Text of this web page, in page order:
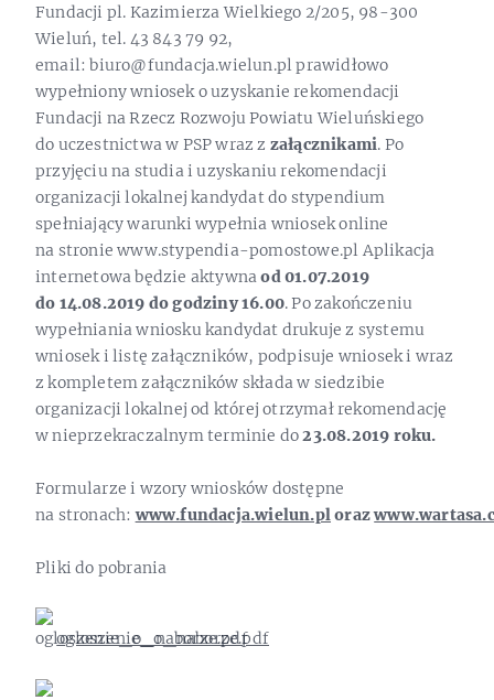
Fundacji pl. Kazimierza Wielkiego 2/205, 98-300
Wieluń, tel. 43 843 79 92,
email: biuro@fundacja.wielun.pl prawidłowo
wypełniony wniosek o uzyskanie rekomendacji
Fundacji na Rzecz Rozwoju Powiatu Wieluńskiego
do uczestnictwa w PSP wraz z załącznikami. Po
przyjęciu na studia i uzyskaniu rekomendacji
organizacji lokalnej kandydat do stypendium
spełniający warunki wypełnia wniosek online
na stronie www.stypendia-pomostowe.pl Aplikacja
internetowa będzie aktywnaod 01.07.2019
do 14.08.2019 do godziny 16.00. Po zakończeniu
wypełniania wniosku kandydat drukuje z systemu
wniosek i listę załączników, podpisuje wniosek i wraz
z kompletem załączników składa w siedzibie
organizacji lokalnej od której otrzymał rekomendację
w nieprzekraczalnym terminie do23.08.2019 roku.
Formularze i wzory wniosków dostępne
na stronach:www.fundacja.wielun.ploraz
Pliki do pobrania
ogloszenie_o_naborze.pdf